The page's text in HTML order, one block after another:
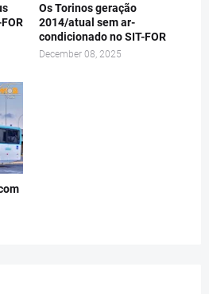
Os Torinos geração
2014/atual sem ar-
condicionado no SIT-FOR
December 08, 2025